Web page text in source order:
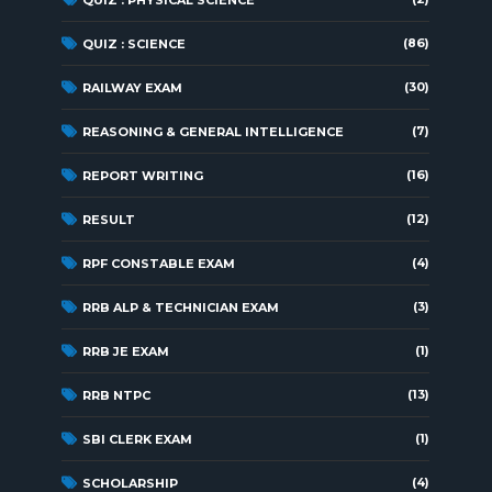
QUIZ : SCIENCE (86)
RAILWAY EXAM (30)
REASONING & GENERAL INTELLIGENCE (7)
REPORT WRITING (16)
RESULT (12)
RPF CONSTABLE EXAM (4)
RRB ALP & TECHNICIAN EXAM (3)
RRB JE EXAM (1)
RRB NTPC (13)
SBI CLERK EXAM (1)
SCHOLARSHIP (4)